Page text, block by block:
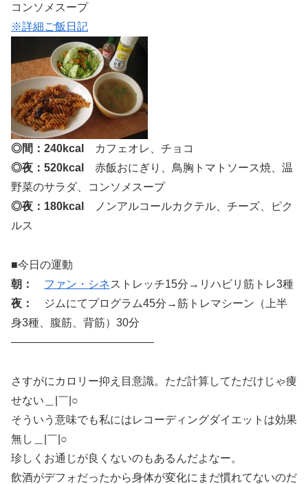
コンソメスープ
※詳細ご飯日記
◎間：240kcal
カフェオレ、チョコ
◎夜：520kcal
赤飯おにぎり、鳥胸トマトソース焼、温
野菜のサラダ、コンソメスープ
◎夜：180kcal
ノンアルコールカクテル、チーズ、ピク
ルス
■今日の運動
朝：
ファン・シネストレッチ15分→リハビリ筋トレ3種
夜：
ジムにてプログラム45分→筋トレマシーン（上半
身3種、腹筋、背筋）30分
—————————————
さすがにカロリー抑え目意識。ただ計算してただけじゃ痩
せない＿|￣|○
そういう意味でも私にはレコーディングダイエットは効果
無し＿|￣|○
珍しくお通じが良くないのもあるんだよなー。
飲酒がデフォだったから身体が変化にまだ慣れてないのだ